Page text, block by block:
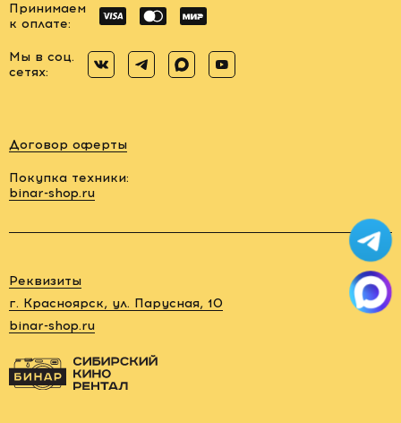
Заказать
88006005878
rent@binar-
г.
Красноярск,
ул.
Парусная,
Принимаем
к оплате:
Мы в соц.
сетях:
Договор оферты
Покупка техники:
binar-shop.ru
Реквизиты
г. Красноярск, ул. Парусная, 10
binar-shop.ru